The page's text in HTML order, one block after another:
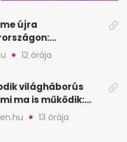
újra
a Viasat Film
12 órája
világháborús
ma is működik:
és játékmenet
13 órája